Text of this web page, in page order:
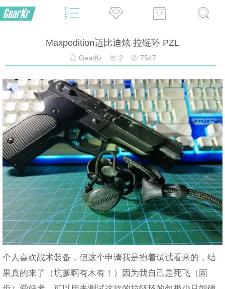
Maxpedition迈比迪炫 拉链环 PZL
GearKr 2 7547
个人喜欢战术装备，但这个申请我是抱着试试看来的，结
果真的来了（坑爹啊有木有！）因为我自己是死飞（固